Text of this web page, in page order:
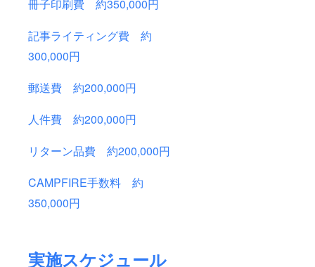
冊子印刷費 約350,000円
記事ライティング費 約
300,000円
郵送費 約200,000円
人件費 約200,000円
リターン品費 約200,000円
CAMPFIRE手数料 約
350,000円
実施スケジュール